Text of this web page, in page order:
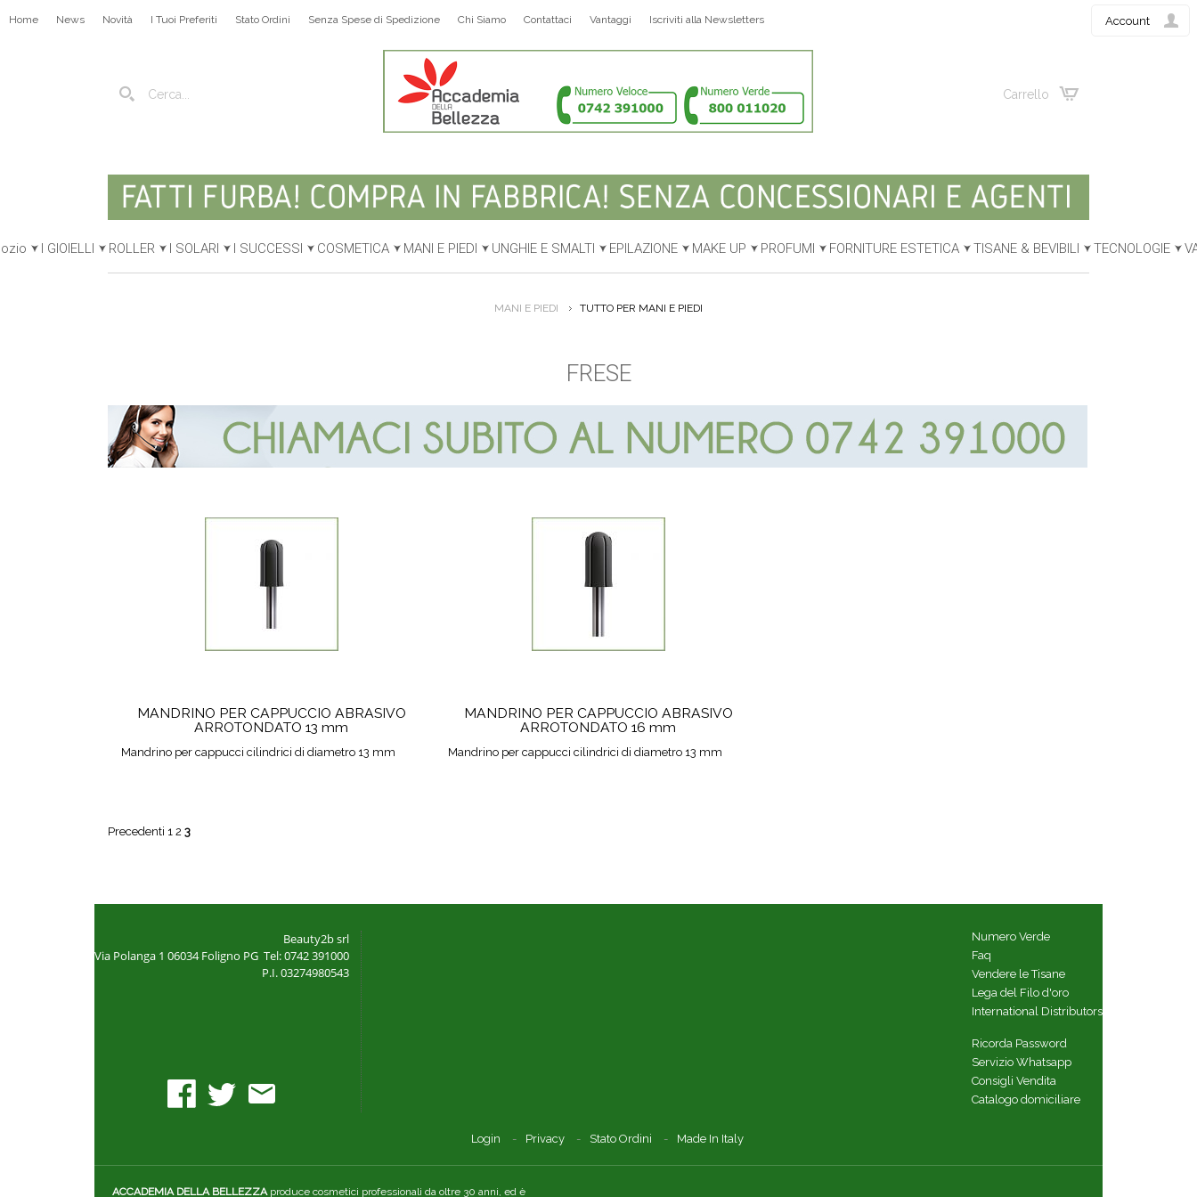
Carrello
Account
Home News Novità I Tuoi Preferiti Stato Ordini Senza Spese di Spedizione Chi Siamo Contattaci Vantaggi Iscriviti alla Newsletters
I GIOIELLI ROLLER I SOLARI I SUCCESSI COSMETICA MANI E PIEDI UNGHIE E SMALTI EPILAZIONE MAKE UP PROFUMI FORNITURE ESTETICA TISANE & BEVIBILI TECNOLOGIE
MANI E PIEDI TUTTO PER MANI E PIEDI
FRESE
MANDRINO PER CAPPUCCIO ABRASIVO
ARROTONDATO 13 mm
Mandrino per cappucci cilindrici di diametro 13 mm
MANDRINO PER CAPPUCCIO ABRASIVO
ARROTONDATO 16 mm
Mandrino per cappucci cilindrici di diametro 13 mm
Precedenti 1 2 3
Beauty2b srl
Via Polanga 1 06034 Foligno PG Tel: 0742 391000
P.I. 03274980543
Numero Verde
Faq
Vendere le Tisane
Lega del Filo d'oro
International Distributors
Ricorda Password
Servizio Whatsapp
Consigli Vendita
Catalogo domiciliare
Login Privacy Stato Ordini Made In Italy
ACCADEMIA DELLA BELLEZZAproduce cosmetici professionali da oltre 30 anni, ed è